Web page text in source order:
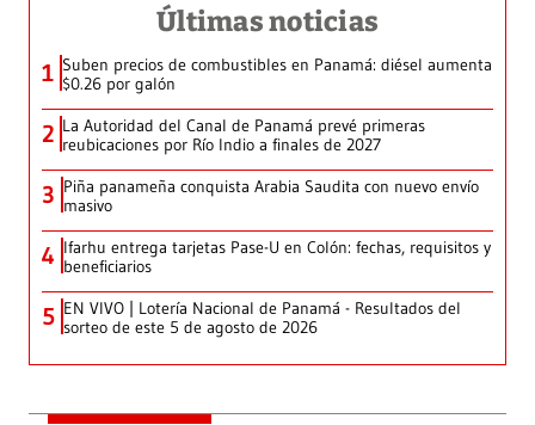
Últimas noticias
1 Suben precios de combustibles en Panamá: diésel aumenta
$0.26 por galón
2 La Autoridad del Canal de Panamá prevé primeras
reubicaciones por Río Indio a finales de 2027
3 Piña panameña conquista Arabia Saudita con nuevo envío
masivo
4 Ifarhu entrega tarjetas Pase-U en Colón: fechas, requisitos y
beneficiarios
5 EN VIVO | Lotería Nacional de Panamá - Resultados del
sorteo de este 5 de agosto de 2026